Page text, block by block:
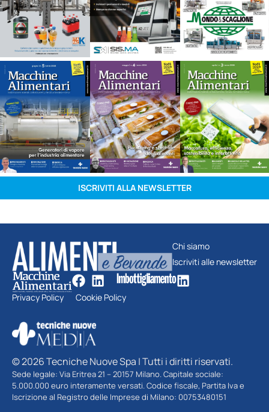
ISCRIVITI ALLA NEWSLETTER
Chi siamo
Iscriviti alle newsletter
Privacy Policy Cookie Policy
© 2026 Tecniche Nuove Spa | Tutti i diritti riservati.
Sede legale: Via Eritrea 21 – 20157 Milano. Capitale sociale:
5.000.000 euro interamente versati. Codice fiscale, Partita Iva e
Iscrizione al Registro delle Imprese di Milano: 00753480151